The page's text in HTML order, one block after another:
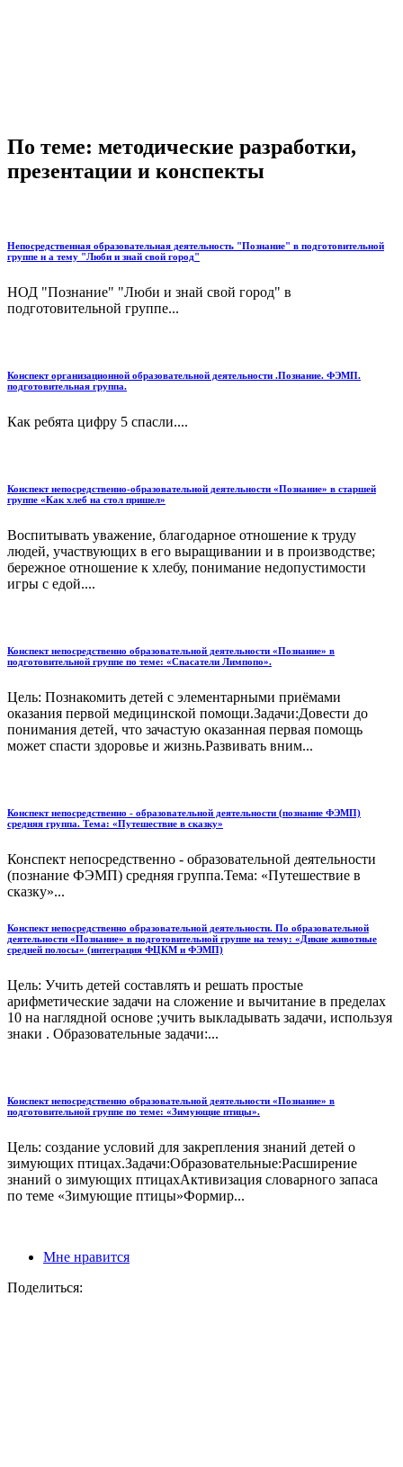
По теме: методические разработки,
презентации и конспекты
Непосредственная образовательная деятельность "Познание" в подготовительной
группе н а тему "Люби и знай свой город"
НОД "Познание" "Люби и знай свой город" в
подготовительной группе...
Конспект организационной образовательной деятельности .Познание. ФЭМП.
подготовительная группа.
Как ребята цифру 5 спасли....
Конспект непосредственно-образовательной деятельности «Познание» в старшей
группе «Как хлеб на стол пришел»
Воспитывать уважение, благодарное отношение к труду
людей, участвующих в его выращивании и в производстве;
бережное отношение к хлебу, понимание недопустимости
игры с едой....
Конспект непосредственно образовательной деятельности «Познание» в
подготовительной группе по теме: «Спасатели Лимпопо».
Цель: Познакомить детей с элементарными приёмами
оказания первой медицинской помощи.Задачи:Довести до
понимания детей, что зачастую оказанная первая помощь
может спасти здоровье и жизнь.Развивать вним...
Конспект непосредственно - образовательной деятельности (познание ФЭМП)
средняя группа. Тема: «Путешествие в сказку»
Конспект непосредственно - образовательной деятельности
(познание ФЭМП) средняя группа.Тема: «Путешествие в
сказку»...
Конспект непосредственно образовательной деятельности. По образовательной
деятельности «Познание» в подготовительной группе на тему: «Дикие животные
средней полосы» (интеграция ФЦКМ и ФЭМП)
Цель: Учить детей составлять и решать простые
арифметические задачи на сложение и вычитание в пределах
10 на наглядной основе ;учить выкладывать задачи, используя
знаки . Образовательные задачи:...
Конспект непосредственно образовательной деятельности «Познание» в
подготовительной группе по теме: «Зимующие птицы».
Цель: создание условий для закрепления знаний детей о
зимующих птицах.Задачи:Образовательные:Расширение
знаний о зимующих птицахАктивизация словарного запаса
по теме «Зимующие птицы»Формир...
Мне нравится
Поделиться: